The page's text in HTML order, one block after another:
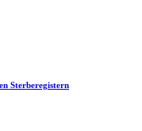
Sterberegistern